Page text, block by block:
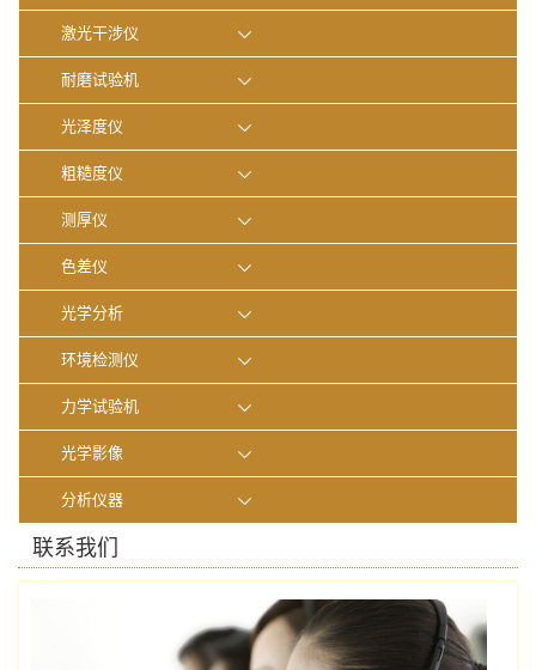
激光干涉仪
耐磨试验机
光泽度仪
粗糙度仪
测厚仪
色差仪
光学分析
环境检测仪
力学试验机
光学影像
分析仪器
联系我们